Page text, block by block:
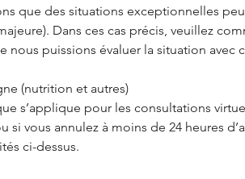
que des situations exceptionnelles
Dans ces cas précis, veuillez
nous puissions évaluer la situation avec
(nutrition et autres)
s’applique pour les consultations
si vous annulez à moins de 24 heures
ci-dessus.